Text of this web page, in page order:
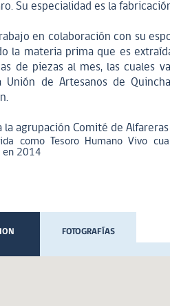
Su especialidad es la
en colaboración con su
la materia prima que es
de piezas al mes, las cuales
Unión de Artesanos de
la agrupación Comité de
como Tesoro Humano Vivo
en 2014
FOTOGRAFÍAS